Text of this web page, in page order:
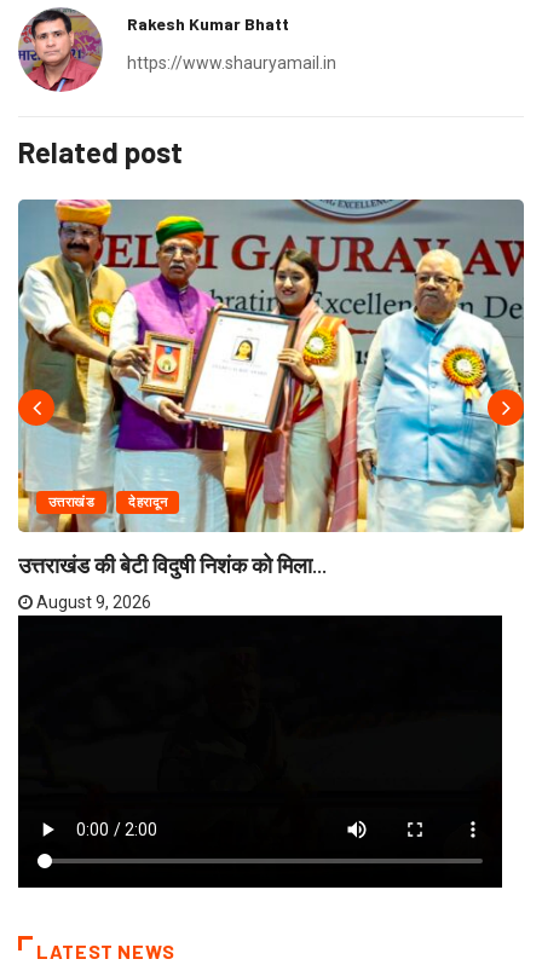
Rakesh Kumar Bhatt
https://www.shauryamail.in
Related post
उत्तराखंड देहरादून
उत्तराखंड की बेटी विदुषी निशंक को मिला...
August 9, 2026
LATEST NEWS